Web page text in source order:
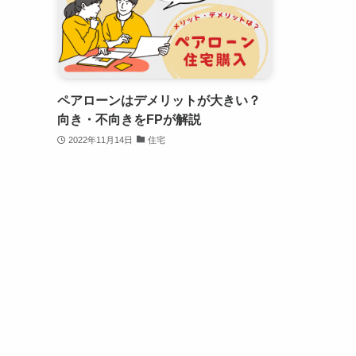
ペアローンはデメリットが大きい？
向き・不向きをFPが解説
2022年11月14日 住宅